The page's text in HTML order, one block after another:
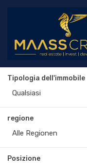
Tipologia dell'immobile
Qualsiasi
regione
Alle Regionen
Posizione